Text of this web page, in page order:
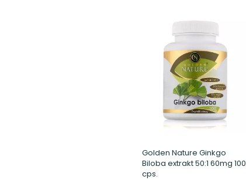
Golden Nature Ginkgo
Biloba extrakt 50:1 60mg 100
cps.